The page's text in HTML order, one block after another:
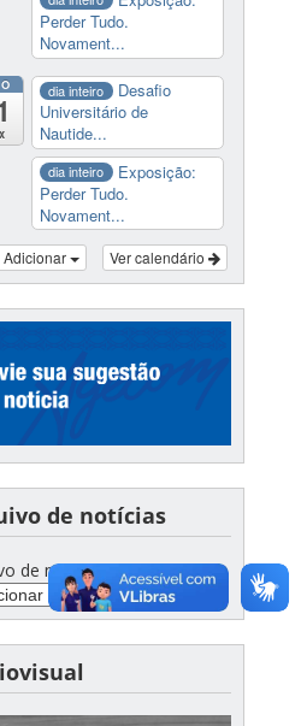
Perder Tudo.
Novament...
dia inteiro
Desafio
Universitário de
Nautide...
dia inteiro
Exposição:
Perder Tudo.
Novament...
Ver calendário
Adicionar
de notícias
de notícias